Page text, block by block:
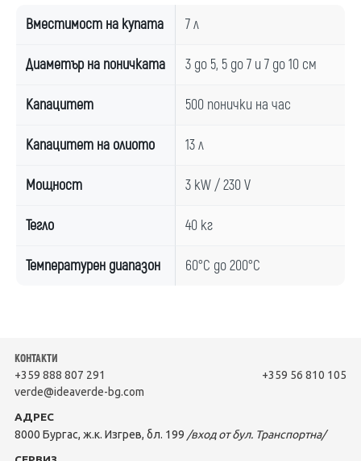
Вместимост на купата 7 л
Диаметър на поничката 3 до 5, 5 до 7 и 7 до 10 см
Капацитет 500 понички на час
Капацитет на олиото 13 л
Мощност 3 kW / 230 V
Тегло 40 кг
Температурен диапазон 60°C до 200°C
КОНТАКТИ
+359 888 807 291
+359 56 810 105
verde@ideaverde-bg.com
АДРЕС
8000 Бургас, ж.к. Изгрев, бл. 199 /вход от бул. Транспортна/